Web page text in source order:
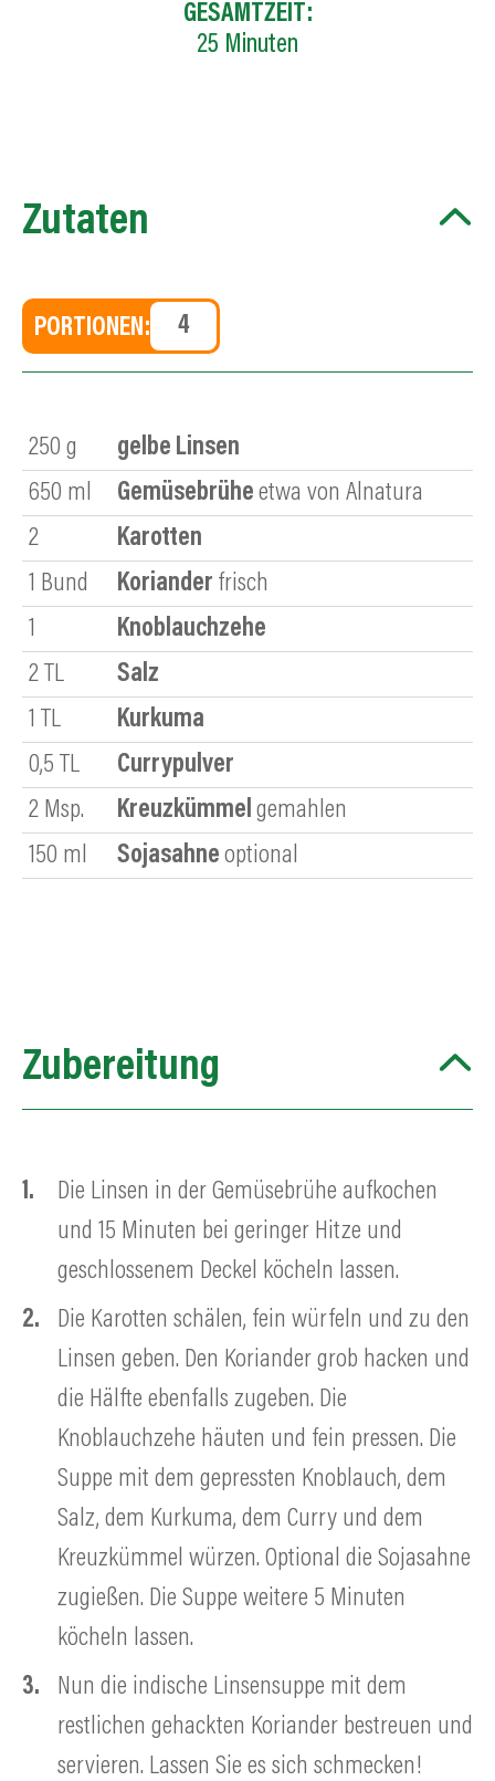
GESAMTZEIT:
25 Minuten
Zutaten
PORTIONEN:
250 g
gelbe Linsen
650 ml Gemüsebrühe etwa von Alnatura
2
Karotten
1 Bund Koriander frisch
1
Knoblauchzehe
2 TL
Salz
1 TL
Kurkuma
0,5 TL
Currypulver
2 Msp. Kreuzkümmel gemahlen
150 ml Sojasahne optional
Zubereitung
Die Linsen in der Gemüsebrühe aufkochen
und 15 Minuten bei geringer Hitze und
geschlossenem Deckel köcheln lassen.
Die Karotten schälen, fein würfeln und zu den
Linsen geben. Den Koriander grob hacken und
die Hälfte ebenfalls zugeben. Die
Knoblauchzehe häuten und fein pressen. Die
Suppe mit dem gepressten Knoblauch, dem
Salz, dem Kurkuma, dem Curry und dem
Kreuzkümmel würzen. Optional die Sojasahne
zugießen. Die Suppe weitere 5 Minuten
köcheln lassen.
Nun die indische Linsensuppe mit dem
restlichen gehackten Koriander bestreuen und
servieren. Lassen Sie es sich schmecken!